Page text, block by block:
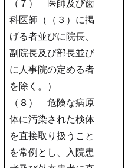
科医師（（３）に掲
げる者並びに院長、
副院長及び部長並び
に人事院の定める者
を除く。）
（８） 危険な病原
体に汚染された検体
を直接取り扱うこと
を常例とし、入院患